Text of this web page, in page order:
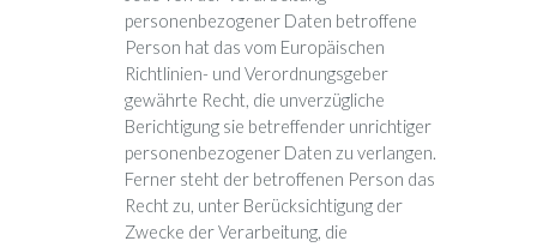
personenbezogener Daten betroffene
Person hat das vom Europäischen
Richtlinien- und Verordnungsgeber
gewährte Recht, die unverzügliche
Berichtigung sie betreffender unrichtiger
personenbezogener Daten zu verlangen.
Ferner steht der betroffenen Person das
Recht zu, unter Berücksichtigung der
Zwecke der Verarbeitung, die